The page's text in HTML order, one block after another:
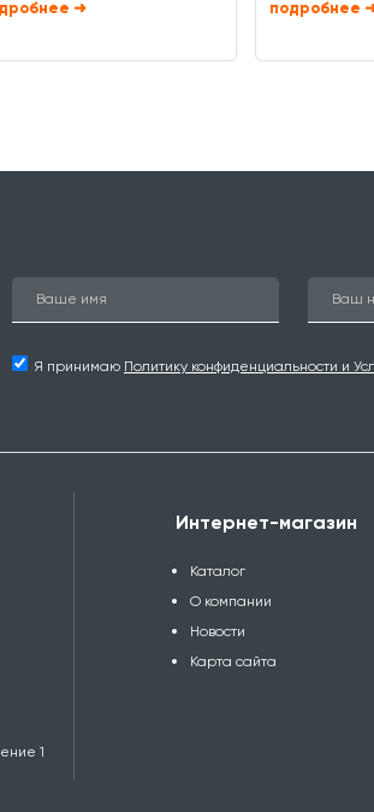
➜
Я принимаю Политику конфиденциальности и
1
Интернет-магазин
Каталог
О компании
Новости
Карта сайта